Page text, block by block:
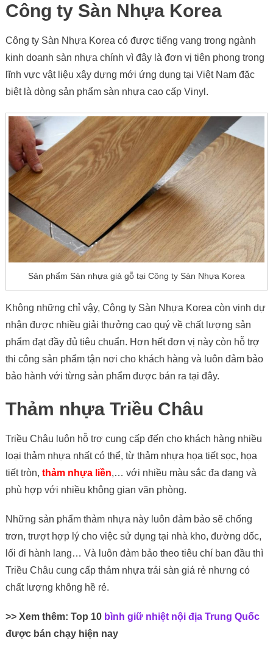
Công ty Sàn Nhựa Korea
Công ty Sàn Nhựa Korea có được tiếng vang trong ngành
kinh doanh sàn nhựa chính vì đây là đơn vị tiên phong trong
lĩnh vực vật liệu xây dựng mới ứng dụng tại Việt Nam đặc
biệt là dòng sản phẩm sàn nhựa cao cấp Vinyl.
Sản phẩm Sàn nhựa giả gỗ tại Công ty Sàn Nhựa Korea
Không những chỉ vậy, Công ty Sàn Nhựa Korea còn vinh dự
nhận được nhiều giải thưởng cao quý về chất lượng sản
phẩm đạt đầy đủ tiêu chuẩn. Hơn hết đơn vị này còn hỗ trợ
thi công sản phẩm tận nơi cho khách hàng và luôn đảm bảo
bảo hành với từng sản phẩm được bán ra tại đây.
Thảm nhựa Triều Châu
Triều Châu luôn hỗ trợ cung cấp đến cho khách hàng nhiều
loại thảm nhựa nhất có thể, từ thảm nhựa họa tiết sọc, họa
tiết tròn, thảm nhựa liền,… với nhiều màu sắc đa dạng và
phù hợp với nhiều không gian văn phòng.
Những sản phẩm thảm nhựa này luôn đảm bảo sẽ chống
trơn, trượt hợp lý cho việc sử dụng tại nhà kho, đường dốc,
lối đi hành lang… Và luôn đảm bảo theo tiêu chí ban đầu thì
Triều Châu cung cấp thảm nhựa trải sàn giá rẻ nhưng có
chất lượng không hề rẻ.
>> Xem thêm: Top 10 bình giữ nhiệt nội địa Trung Quốc
được bán chạy hiện nay